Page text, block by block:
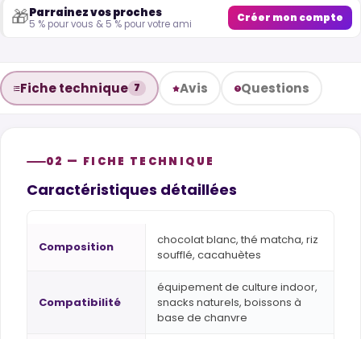
🎁Parrainez vos proches
5 % pour vous & 5 % pour votre ami Créer mon compte
Fiche technique 7 Avis Questions
02 — FICHE TECHNIQUE
Caractéristiques détaillées
Composition
chocolat blanc, thé matcha, riz
soufflé, cacahuètes
Compatibilité
équipement de culture indoor,
snacks naturels, boissons à
base de chanvre